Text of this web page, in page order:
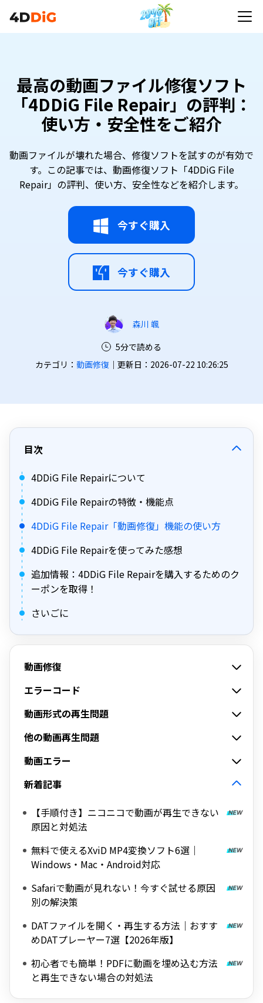
最高の動画ファイル修復ソフト
「4DDiG File Repair」の評判：
使い方・安全性をご紹介
動画ファイルが壊れた場合、修復ソフトを試すのが有効で
す。この記事では、動画修復ソフト「4DDiG File
Repair」の評判、使い方、安全性などを紹介します。
今すぐ購入
今すぐ購入
森川 颯
5分で読める
カテゴリ： 動画修復｜更新日：2026-07-22 10:26:25
目次
4DDiG File Repairについて
4DDiG File Repairの特徴・機能点
4DDiG File Repair「動画修復」機能の使い方
4DDiG File Repairを使ってみた感想
追加情報：4DDiG File Repairを購入するためのク
ーポンを取得！
さいごに
動画修復
エラーコード
動画形式の再生問題
他の動画再生問題
動画エラー
新着記事
【手順付き】ニコニコで動画が再生できない
原因と対処法
無料で使えるXviD MP4変換ソフト6選｜
Windows・Mac・Android対応
Safariで動画が見れない！今すぐ試せる原因
別の解決策
DATファイルを開く・再生する方法｜おすす
めDATプレーヤー7選【2026年版】
初心者でも簡単！PDFに動画を埋め込む方法
と再生できない場合の対処法